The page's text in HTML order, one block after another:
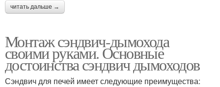
читать дальше →
Монтаж сэндвич-дымохода
своими руками. Основные
достоинства сэндвич дымоходов
Сэндвич для печей имеет следующие преимущества: